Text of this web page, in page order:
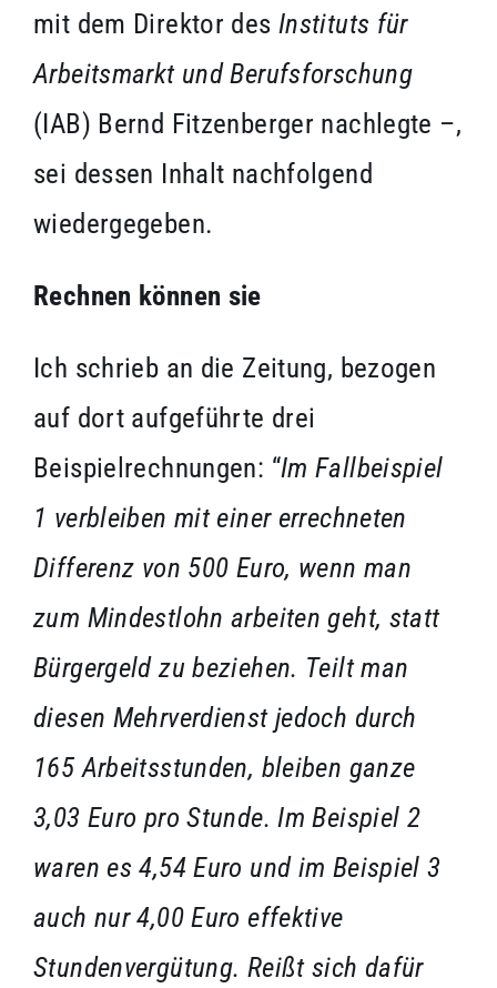
mit dem Direktor des Instituts für
Arbeitsmarkt und Berufsforschung
(IAB) Bernd Fitzenberger nachlegte –,
sei dessen Inhalt nachfolgend
wiedergegeben.
Rechnen können sie
Ich schrieb an die Zeitung, bezogen
auf dort aufgeführte drei
Beispielrechnungen: “Im Fallbeispiel
1 verbleiben mit einer errechneten
Differenz von 500 Euro, wenn man
zum Mindestlohn arbeiten geht, statt
Bürgergeld zu beziehen. Teilt man
diesen Mehrverdienst jedoch durch
165 Arbeitsstunden, bleiben ganze
3,03 Euro pro Stunde. Im Beispiel 2
waren es 4,54 Euro und im Beispiel 3
auch nur 4,00 Euro effektive
Stundenvergütung. Reißt sich dafür